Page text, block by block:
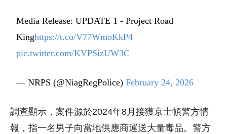
Media Release: UPDATE 1 - Project Road
Kinghttps://t.co/V77WmoKkP4
pic.twitter.com/KVPSizUW3C
— NRPS (@NiagRegPolice)February 24, 2026
調查顯示，案件源於2024年8月接獲京士頓警方情
報，指一名男子向當地供應商運送大量毒品。警方